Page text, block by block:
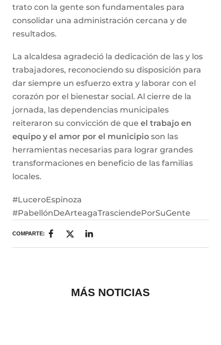
trato con la gente son fundamentales para
consolidar una administración cercana y de
resultados.
La alcaldesa agradeció la dedicación de las y los
trabajadores, reconociendo su disposición para
dar siempre un esfuerzo extra y laborar con el
corazón por el bienestar social. Al cierre de la
jornada, las dependencias municipales
reiteraron su convicción de que el trabajo en
equipo y el amor por el municipio son las
herramientas necesarias para lograr grandes
transformaciones en beneficio de las familias
locales.
#LuceroEspinoza
#PabellónDeArteagaTrasciendePorSuGente
COMPARTE:
MÁS NOTICIAS